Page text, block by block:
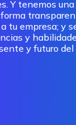
Y tenemos
tu empresa; y
y
y futuro